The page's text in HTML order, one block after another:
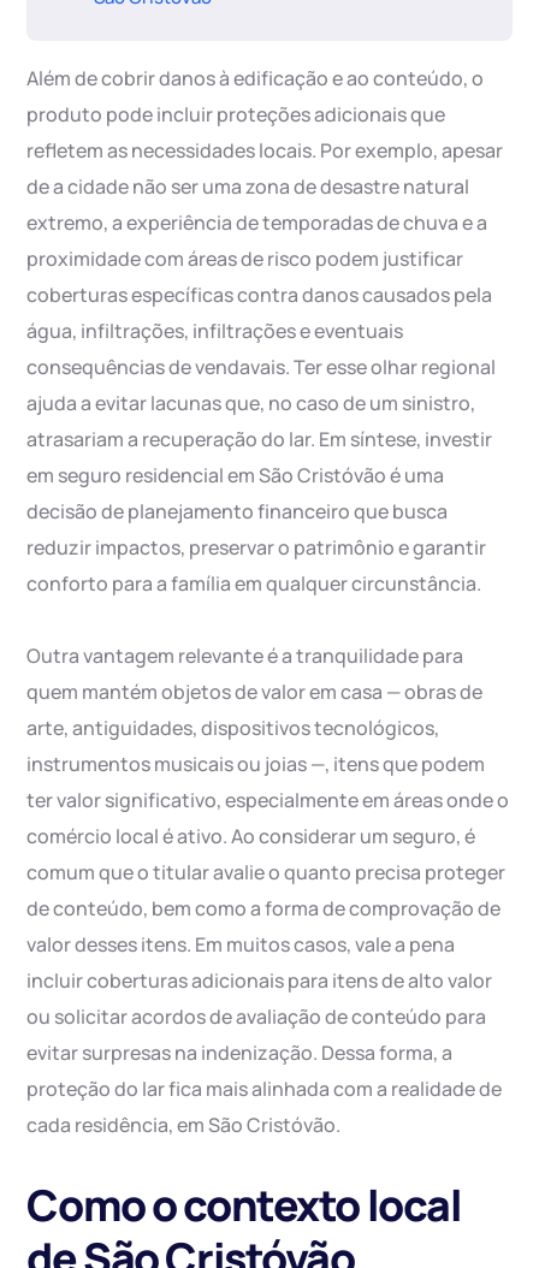
Além de cobrir danos à edificação e ao conteúdo, o
produto pode incluir proteções adicionais que
refletem as necessidades locais. Por exemplo, apesar
de a cidade não ser uma zona de desastre natural
extremo, a experiência de temporadas de chuva e a
proximidade com áreas de risco podem justificar
coberturas específicas contra danos causados pela
água, infiltrações, infiltrações e eventuais
consequências de vendavais. Ter esse olhar regional
ajuda a evitar lacunas que, no caso de um sinistro,
atrasariam a recuperação do lar. Em síntese, investir
em seguro residencial em São Cristóvão é uma
decisão de planejamento financeiro que busca
reduzir impactos, preservar o patrimônio e garantir
conforto para a família em qualquer circunstância.
Outra vantagem relevante é a tranquilidade para
quem mantém objetos de valor em casa — obras de
arte, antiguidades, dispositivos tecnológicos,
instrumentos musicais ou joias —, itens que podem
ter valor significativo, especialmente em áreas onde o
comércio local é ativo. Ao considerar um seguro, é
comum que o titular avalie o quanto precisa proteger
de conteúdo, bem como a forma de comprovação de
valor desses itens. Em muitos casos, vale a pena
incluir coberturas adicionais para itens de alto valor
ou solicitar acordos de avaliação de conteúdo para
evitar surpresas na indenização. Dessa forma, a
proteção do lar fica mais alinhada com a realidade de
cada residência, em São Cristóvão.
Como o contexto local